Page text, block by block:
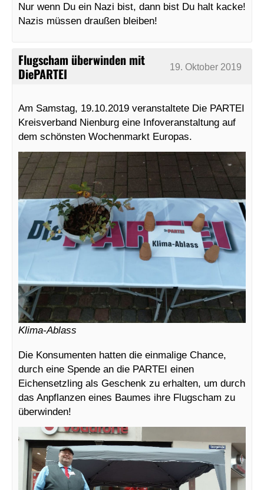
Nur wenn Du ein Nazi bist, dann bist Du halt kacke!
Nazis müssen draußen bleiben!
Flugscham überwinden mit
DiePARTEI
19. Oktober 2019
Am Samstag, 19.10.2019 veranstaltete Die PARTEI
Kreisverband Nienburg eine Infoveranstaltung auf
dem schönsten Wochenmarkt Europas.
Klima-Ablass
Die Konsumenten hatten die einmalige Chance,
durch eine Spende an die PARTEI einen
Eichensetzling als Geschenk zu erhalten, um durch
das Anpflanzen eines Baumes ihre Flugscham zu
überwinden!